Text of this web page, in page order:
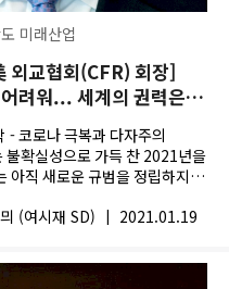
미래산업
교협회(CFR) 회장]
려워... 세계의 권력은 더
- 코로나 극복과 다자주의
아직 새로운 규범을 정립하지
(여시재 SD) | 2021.01.19